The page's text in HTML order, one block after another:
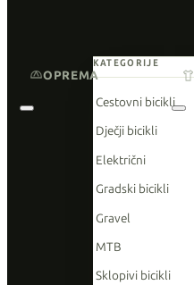
KATEGORIJE
Cestovni bicikli
Dječji bicikli
Električni
Gradski bicikli
Gravel
MTB
Sklopivi bicikli
OPREMA